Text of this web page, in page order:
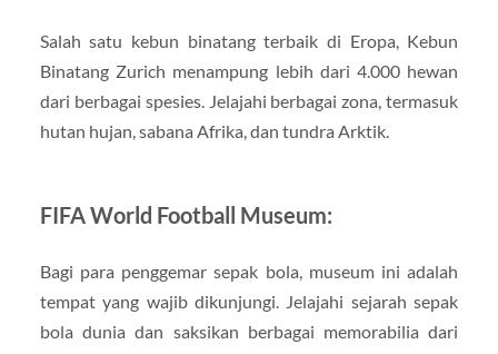
Salah satu kebun binatang terbaik di Eropa, Kebun
Binatang Zurich menampung lebih dari 4.000 hewan
dari berbagai spesies. Jelajahi berbagai zona, termasuk
hutan hujan, sabana Afrika, dan tundra Arktik.
FIFA World Football Museum:
Bagi para penggemar sepak bola, museum ini adalah
tempat yang wajib dikunjungi. Jelajahi sejarah sepak
bola dunia dan saksikan berbagai memorabilia dari